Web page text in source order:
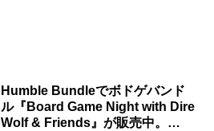
Humble Bundleでボドゲバンド
ル『Board Game Night with Dire
Wolf & Friends』が販売中。